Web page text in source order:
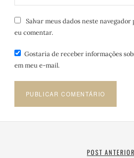
Salvar meus dados neste
eu comentar.
Gostaria de receber informações
em meu e-mail.
POST ANTERIOR